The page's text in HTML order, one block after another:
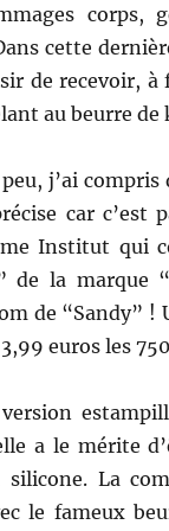
corps,
cette
de recevoir,
au beurre
j’ai
car c’est
Institut qui
de la marque
de “Sandy”
euros les
a le mérite
La
le fameux